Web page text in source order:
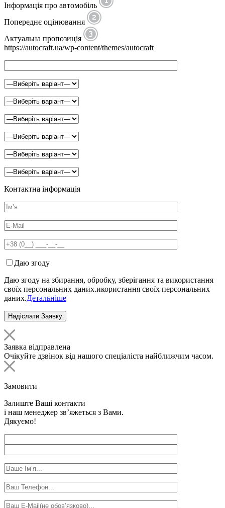
Інформація про автомобіль
Попереднє оцінювання
Актуальна пропозиція
https://autocraft.ua/wp-content/themes/autocraft
Контактна інформація
Даю згоду
Даю згоду на збирання, обробку, зберігання та використання
своїх персональних даних.икористання своїх персональних
даних.Детальніше
Заявка відправлена
Очікуйте дзвінок від нашого спеціаліста найближчим часом.
Замовити
Залиште Ваші контакти
і наш менеджер зв’яжеться з Вами.
Дякуємо!